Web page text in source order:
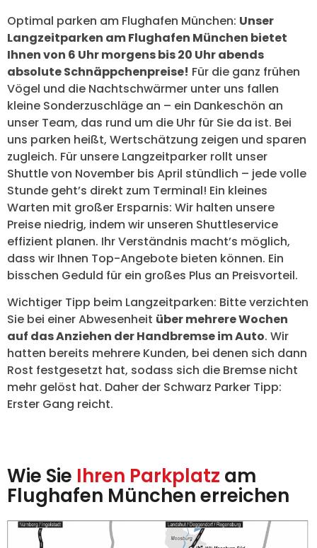
Optimal parken am Flughafen München: Unser
Langzeitparken am Flughafen München bietet
Ihnen von 6 Uhr morgens bis 20 Uhr abends
absolute Schnäppchenpreise! Für die ganz frühen
Vögel und die Nachtschwärmer unter uns fallen
kleine Sonderzuschläge an – ein Dankeschön an
unser Team, das rund um die Uhr für Sie da ist. Bei
uns parken heißt, Wertschätzung zeigen und sparen
zugleich. Für unsere Langzeitparker rollt unser
Shuttle von November bis April stündlich – jede volle
Stunde geht’s direkt zum Terminal! Ein kleines
Warten mit großer Ersparnis: Wir halten unsere
Preise niedrig, indem wir unseren Shuttleservice
effizient planen. Ihr Verständnis macht’s möglich,
dass wir Ihnen Top-Angebote bieten können. Ein
bisschen Geduld für ein großes Plus an Preisvorteil.
Wichtiger Tipp beim Langzeitparken: Bitte verzichten
Sie bei einer Abwesenheit über mehrere Wochen
auf das Anziehen der Handbremse im Auto. Wir
hatten bereits mehrere Kunden, bei denen sich dann
Rost festgesetzt hat, sodass sich die Bremse nicht
mehr gelöst hat. Daher der Schwarz Parker Tipp:
Erster Gang reicht.
Wie Sie Ihren Parkplatz am
Flughafen München erreichen